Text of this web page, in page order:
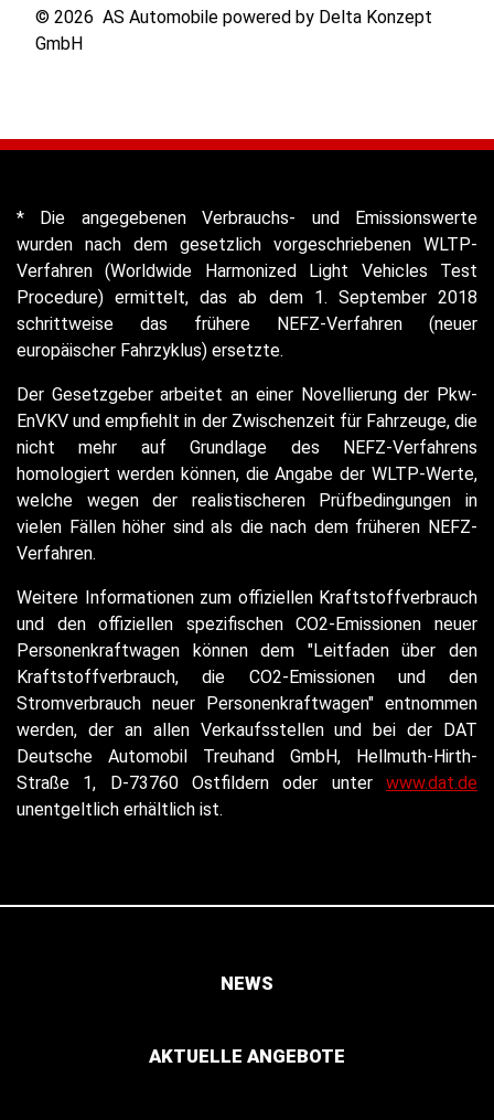
© 2026 AS Automobile powered by Delta Konzept
GmbH
* Die angegebenen Verbrauchs- und Emissionswerte
wurden nach dem gesetzlich vorgeschriebenen WLTP-
Verfahren (Worldwide Harmonized Light Vehicles Test
Procedure) ermittelt, das ab dem 1. September 2018
schrittweise das frühere NEFZ-Verfahren (neuer
europäischer Fahrzyklus) ersetzte.
Der Gesetzgeber arbeitet an einer Novellierung der Pkw-
EnVKV und empfiehlt in der Zwischenzeit für Fahrzeuge, die
nicht mehr auf Grundlage des NEFZ-Verfahrens
homologiert werden können, die Angabe der WLTP-Werte,
welche wegen der realistischeren Prüfbedingungen in
vielen Fällen höher sind als die nach dem früheren NEFZ-
Verfahren.
Weitere Informationen zum offiziellen Kraftstoffverbrauch
und den offiziellen spezifischen CO2-Emissionen neuer
Personenkraftwagen können dem "Leitfaden über den
Kraftstoffverbrauch, die CO2-Emissionen und den
Stromverbrauch neuer Personenkraftwagen" entnommen
werden, der an allen Verkaufsstellen und bei der DAT
Deutsche Automobil Treuhand GmbH, Hellmuth-Hirth-
Straße 1, D-73760 Ostfildern oder unter www.dat.de
unentgeltlich erhältlich ist.
NEWS
AKTUELLE ANGEBOTE